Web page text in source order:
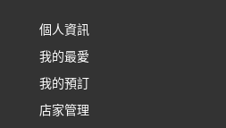
個人資訊
我的最愛
我的預訂
店家管理